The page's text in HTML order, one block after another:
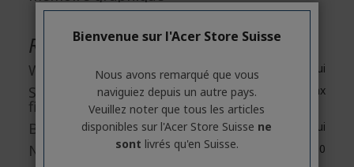
Réseau et communication
Wireless LAN Oui
Standard LAN sans
fil
IEEE 802.11ax
Bluetooth Oui
Norme Bluetooth Bluetooth 5.0
Bienvenue sur l'Acer Store Suisse
Nous avons remarqué que vous
naviguiez depuis un autre pays.
Veuillez noter que tous les articles
disponibles sur l'Acer Store Suisse ne
sont livrés qu'en Suisse.